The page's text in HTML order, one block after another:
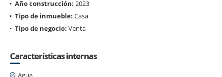
Año construcción: 2023
Tipo de inmueble: Casa
Tipo de negocio: Venta
Características internas
Agua